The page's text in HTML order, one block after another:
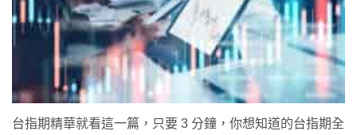
台指期精華就看這一篇，只要 3 分鐘，你想知道的台指期全